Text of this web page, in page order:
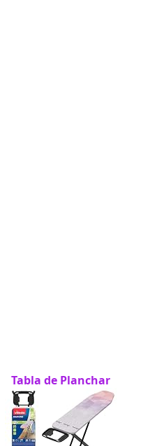
Tabla de Planchar